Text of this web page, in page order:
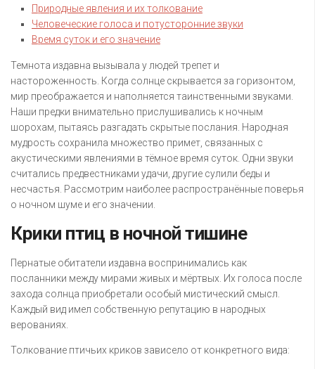
Природные явления и их толкование
Человеческие голоса и потусторонние звуки
Время суток и его значение
Темнота издавна вызывала у людей трепет и
настороженность. Когда солнце скрывается за горизонтом,
мир преображается и наполняется таинственными звуками.
Наши предки внимательно прислушивались к ночным
шорохам, пытаясь разгадать скрытые послания. Народная
мудрость сохранила множество примет, связанных с
акустическими явлениями в тёмное время суток. Одни звуки
считались предвестниками удачи, другие сулили беды и
несчастья. Рассмотрим наиболее распространённые поверья
о ночном шуме и его значении.
Крики птиц в ночной тишине
Пернатые обитатели издавна воспринимались как
посланники между мирами живых и мёртвых. Их голоса после
захода солнца приобретали особый мистический смысл.
Каждый вид имел собственную репутацию в народных
верованиях.
Толкование птичьих криков зависело от конкретного вида: